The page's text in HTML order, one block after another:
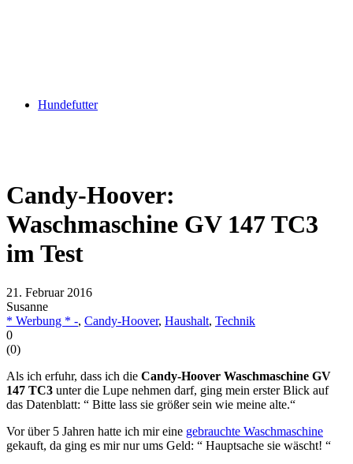
Hundefutter
Candy-Hoover:
Waschmaschine GV 147 TC3
im Test
21. Februar 2016
Susanne
* Werbung * -, Candy-Hoover, Haushalt, Technik
0
(0)
Als ich erfuhr, dass ich die Candy-Hoover Waschmaschine GV
147 TC3 unter die Lupe nehmen darf, ging mein erster Blick auf
das Datenblatt: “ Bitte lass sie größer sein wie meine alte.“
Vor über 5 Jahren hatte ich mir eine gebrauchte Waschmaschine
gekauft, da ging es mir nur ums Geld: “ Hauptsache sie wäscht! “